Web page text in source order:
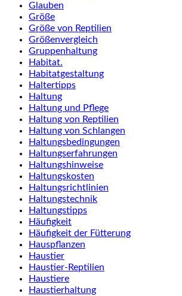
Glauben
Größe
Größe von Reptilien
Größenvergleich
Gruppenhaltung
Habitat.
Habitatgestaltung
Haltertipps
Haltung
Haltung und Pflege
Haltung von Reptilien
Haltung von Schlangen
Haltungsbedingungen
Haltungserfahrungen
Haltungshinweise
Haltungskosten
Haltungsrichtlinien
Haltungstechnik
Haltungstipps
Häufigkeit
Häufigkeit der Fütterung
Hauspflanzen
Haustier
Haustier-Reptilien
Haustiere
Haustierhaltung